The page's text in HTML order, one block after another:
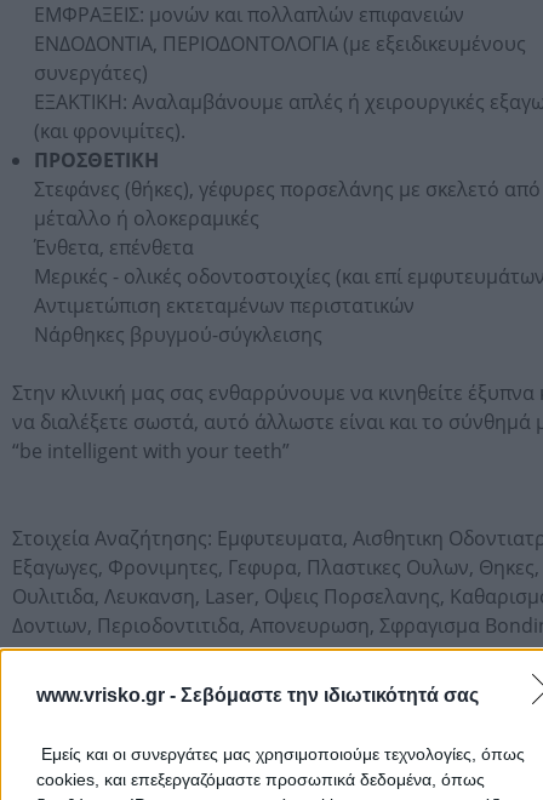
www.vrisko.gr - Σεβόμαστε την ιδιωτικότητά σας
Εμείς και οι συνεργάτες μας χρησιμοποιούμε τεχνολογίες, όπως
cookies, και επεξεργαζόμαστε προσωπικά δεδομένα, όπως
ΕΜΦΡΑΞΕΙΣ: μονών και πολλαπλών επιφανειών
ΕΝΔΟΔΟΝΤΙΑ, ΠΕΡΙΟΔΟΝΤΟΛΟΓΙΑ (με εξειδικευμένους
συνεργάτες)
ΕΞΑΚΤΙΚΗ: Αναλαμβάνουμε απλές ή χειρουργικές
(και φρονιμίτες).
ΠΡΟΣΘΕΤΙΚΗ
Στεφάνες (θήκες), γέφυρες πορσελάνης με σκελετό από
μέταλλο ή ολοκεραμικές
Ένθετα, επένθετα
Μερικές - ολικές οδοντοστοιχίες (και επί
Αντιμετώπιση εκτεταμένων περιστατικών
Νάρθηκες βρυγμού-σύγκλεισης
Στην κλινική μας σας ενθαρρύνουμε να κινηθείτε έξυπνα
να διαλέξετε σωστά, αυτό άλλωστε είναι και το σύνθημά
“be intelligent with your teeth”
Στοιχεία Αναζήτησης: Εμφυτευματα, Αισθητικη
Εξαγωγες, Φρονιμητες, Γεφυρα, Πλαστικες Ουλων, Θηκες,
Ουλιτιδα, Λευκανση, Laser, Οψεις Πορσελανης,
Δοντιων, Περιοδοντιτιδα, Απονευρωση, Σφραγισμα
Ωράριο Λειτουργίας